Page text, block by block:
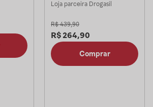
Loja parceira Drogasil
R$ 439,90
R$ 264,90
Comprar